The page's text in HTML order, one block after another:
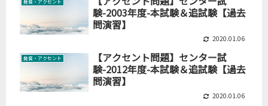
発音・アクセント
験-2003年度-本試験＆追試験【過去
問演習】
2020.01.06
発音・アクセント
【アクセント問題】センター試
験-2012年度-本試験＆追試験【過去
問演習】
2020.01.06